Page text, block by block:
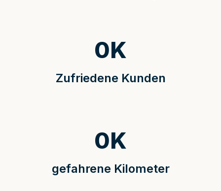
Zufriedene Kunden
0K
gefahrene Kilometer
0K